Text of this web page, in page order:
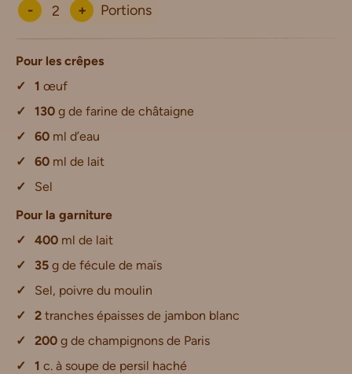
-
+ Portions
Pour les crêpes
1 œuf
130 g de farine de châtaigne
60 ml d’eau
60 ml de lait
Sel
Pour la garniture
400 ml de lait
35 g de fécule de maïs
Sel, poivre du moulin
2 tranches épaisses de jambon blanc
200 g de champignons de Paris
1 c. à soupe de persil haché